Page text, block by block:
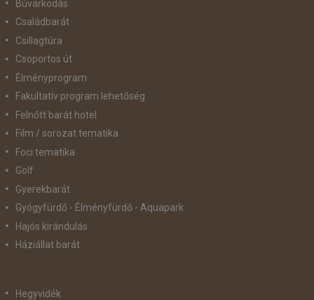
Búvárkodás
Családbarát
Csillagtúra
Csoportos út
Élményprogram
Fakultatív program lehetőség
Felnőtt barát hotel
Film / sorozat tematika
Foci tematika
Golf
Gyerekbarát
Gyógyfürdő - Élményfürdő - Aquapark
Hajós kirándulás
Háziállat barát
Hegyvidék